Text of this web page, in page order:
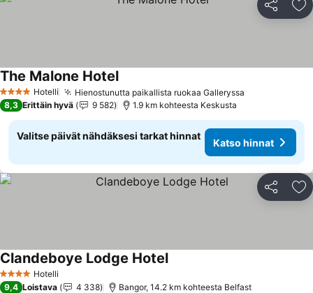
Jaa
4 Tähtiluokitus
Hotelli Hienostunutta paikallista ruokaa Galleryssa
The Malone HotelKatso hinnat
8,3 Erittäin hyvä 9 582 1.9 km kohteesta Keskusta
Valitse päivät nähdäksesi tarkat hinnat
Katso hinnat
Jaa
4 Tähtiluokitus
Hotelli
Clandeboye Lodge HotelKatso hinnat
9,4 Loistava 4 338 Bangor, 14.2 km kohteesta Belfast